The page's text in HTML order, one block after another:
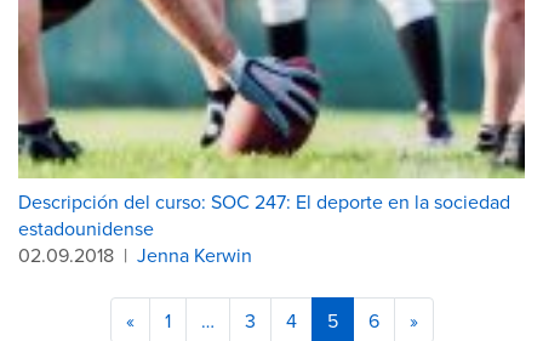
Descripción del curso: SOC 247: El deporte en la sociedad
estadounidense
02.09.2018 | Jenna Kerwin
« 1 … 3 4 5 6 »